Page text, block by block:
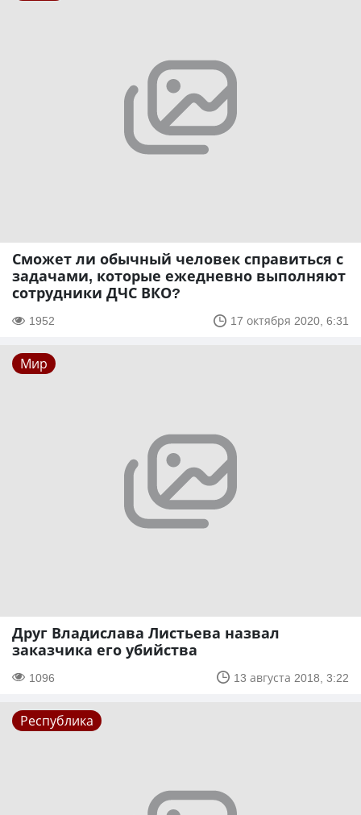
Сможет ли обычный человек справиться с
задачами, которые ежедневно выполняют
сотрудники ДЧС ВКО?
1952 17 октября 2020, 6:31
Мир
Друг Владислава Листьева назвал
заказчика его убийства
1096 13 августа 2018, 3:22
Республика